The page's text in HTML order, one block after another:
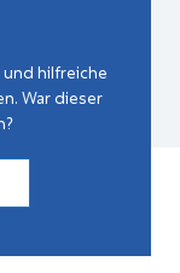
hilfreiche
War dieser